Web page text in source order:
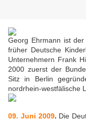
Georg Ehrmann ist
früher Deutsche
Unternehmern Frank
2000 zuerst der
Sitz in Berlin
nordrhein-westfälische
09. Juni 2009. Die